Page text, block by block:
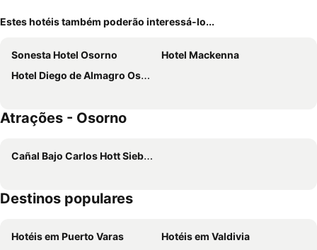
Estes hotéis também poderão interessá-lo...
Sonesta Hotel Osorno
Hotel Mackenna
Hotel Diego de Almagro Osorno
Atrações - Osorno
Cañal Bajo Carlos Hott Siebert Airport
Destinos populares
Hotéis em Puerto Varas
Hotéis em Valdivia